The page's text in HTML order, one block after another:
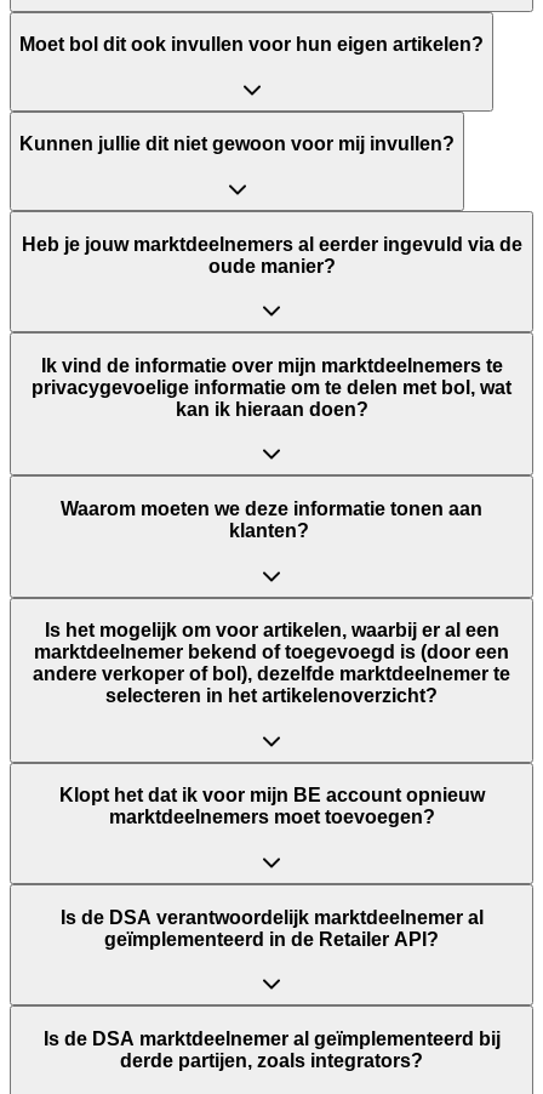
Moet bol dit ook invullen voor hun eigen artikelen?
Kunnen jullie dit niet gewoon voor mij invullen?
Heb je jouw marktdeelnemers al eerder ingevuld via de
oude manier?
Ik vind de informatie over mijn marktdeelnemers te
privacygevoelige informatie om te delen met bol, wat
kan ik hieraan doen?
Waarom moeten we deze informatie tonen aan
klanten? ​
Is het mogelijk om voor artikelen, waarbij er al een
marktdeelnemer bekend of toegevoegd is (door een
andere verkoper of bol), dezelfde marktdeelnemer te
selecteren in het artikelenoverzicht?​
Klopt het dat ik voor mijn BE account opnieuw
marktdeelnemers moet toevoegen?
Is de DSA verantwoordelijk marktdeelnemer al
geïmplementeerd in de Retailer API?
Is de DSA marktdeelnemer al geïmplementeerd bij
derde partijen, zoals integrators?​